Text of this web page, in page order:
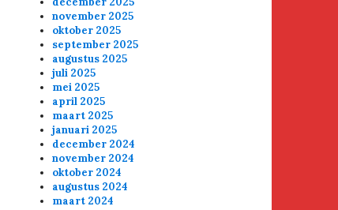
november 2025
oktober 2025
september 2025
augustus 2025
juli 2025
mei 2025
april 2025
maart 2025
januari 2025
december 2024
november 2024
oktober 2024
augustus 2024
maart 2024